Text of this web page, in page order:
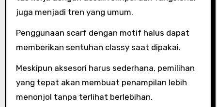
juga menjadi tren yang umum.
Penggunaan scarf dengan motif halus dapat
memberikan sentuhan classy saat dipakai.
Meskipun aksesori harus sederhana, pemilihan
yang tepat akan membuat penampilan lebih
menonjol tanpa terlihat berlebihan.